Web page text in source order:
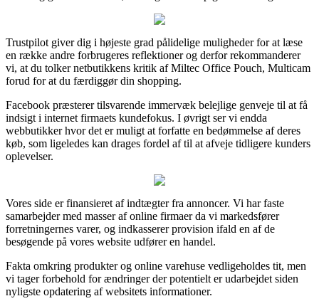
Trustpilot giver dig i højeste grad pålidelige muligheder for at læse
en række andre forbrugeres reflektioner og derfor rekommanderer
vi, at du tolker netbutikkens kritik af Miltec Office Pouch, Multicam
forud for at du færdiggør din shopping.
Facebook præsterer tilsvarende immervæk belejlige genveje til at få
indsigt i internet firmaets kundefokus. I øvrigt ser vi endda
webbutikker hvor det er muligt at forfatte en bedømmelse af deres
køb, som ligeledes kan drages fordel af til at afveje tidligere kunders
oplevelser.
Vores side er finansieret af indtægter fra annoncer. Vi har faste
samarbejder med masser af online firmaer da vi markedsfører
forretningernes varer, og indkasserer provision ifald en af de
besøgende på vores website udfører en handel.
Fakta omkring produkter og online varehuse vedligeholdes tit, men
vi tager forbehold for ændringer der potentielt er udarbejdet siden
nyligste opdatering af websitets informationer.